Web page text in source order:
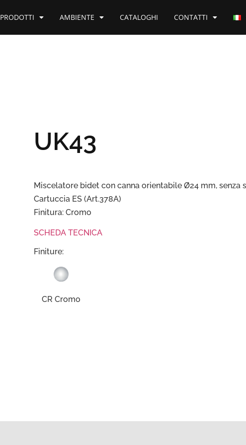
PRODOTTI AMBIENTE CATALOGHI CONTATTI
UK43
Miscelatore bidet con canna orientabile Ø24 mm, senza
Cartuccia ES (Art.378A)
Finitura: Cromo
SCHEDA TECNICA
Finiture:
CR Cromo